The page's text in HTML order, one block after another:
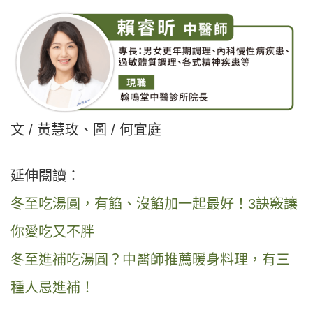
文 / 黃慧玫、圖 / 何宜庭
延伸閱讀：
冬至吃湯圓，有餡、沒餡加一起最好！3訣竅讓
你愛吃又不胖
冬至進補吃湯圓？中醫師推薦暖身料理，有三
種人忌進補！